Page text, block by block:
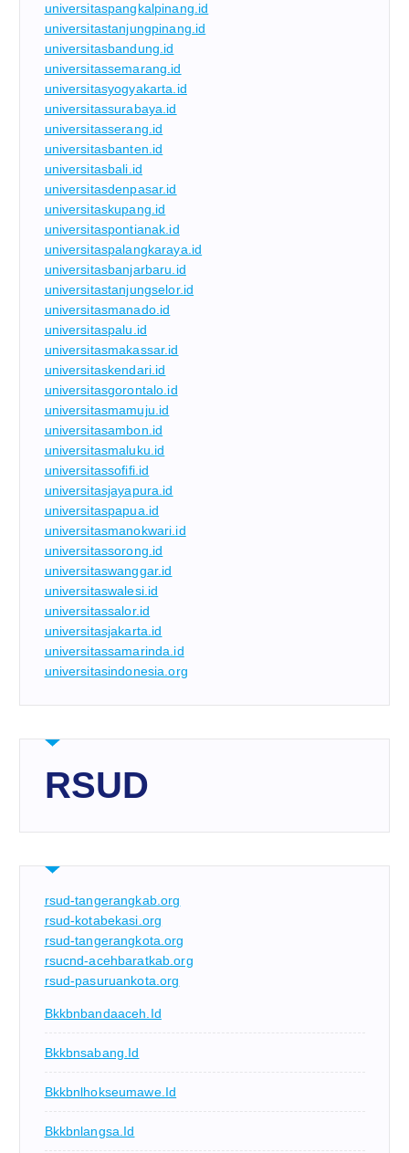
universitaspangkalpinang.id
universitastanjungpinang.id
universitasbandung.id
universitassemarang.id
universitasyogyakarta.id
universitassurabaya.id
universitasserang.id
universitasbanten.id
universitasbali.id
universitasdenpasar.id
universitaskupang.id
universitaspontianak.id
universitaspalangkaraya.id
universitasbanjarbaru.id
universitastanjungselor.id
universitasmanado.id
universitaspalu.id
universitasmakassar.id
universitaskendari.id
universitasgorontalo.id
universitasmamuju.id
universitasambon.id
universitasmaluku.id
universitassofifi.id
universitasjayapura.id
universitaspapua.id
universitasmanokwari.id
universitassorong.id
universitaswanggar.id
universitaswalesi.id
universitassalor.id
universitasjakarta.id
universitassamarinda.id
universitasindonesia.org
RSUD
rsud-tangerangkab.org
rsud-kotabekasi.org
rsud-tangerangkota.org
rsucnd-acehbaratkab.org
rsud-pasuruankota.org
Bkkbnbandaaceh.id
Bkkbnsabang.id
Bkkbnlhokseumawe.id
Bkkbnlangsa.id